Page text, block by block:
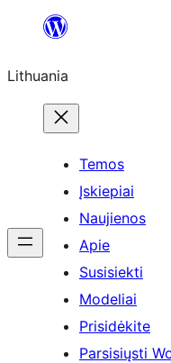
turinio
Lithuania
Temos
Įskiepiai
Naujienos
Apie
Susisiekti
Modeliai
Prisidėkite
Parsisiųsti